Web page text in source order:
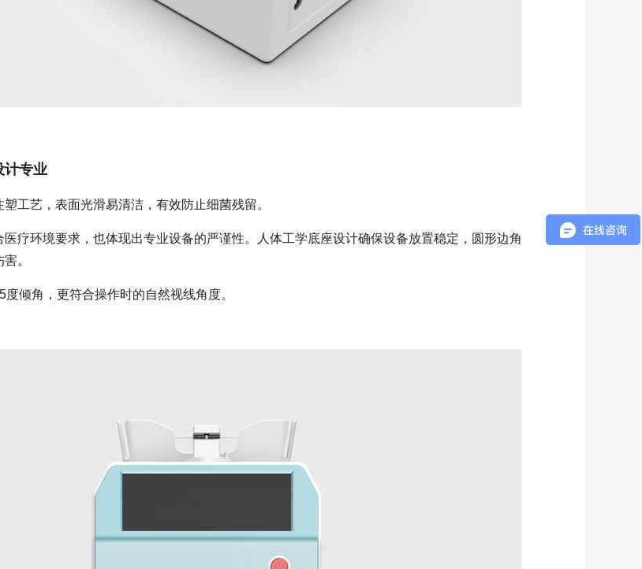
计专业
工艺，表面光滑易清洁，有效防止细菌残留。
医疗环境要求，也体现出专业设备的严谨性。人体工学底座设计确保设备放置稳定，圆形边角
。
度倾角，更符合操作时的自然视线角度。